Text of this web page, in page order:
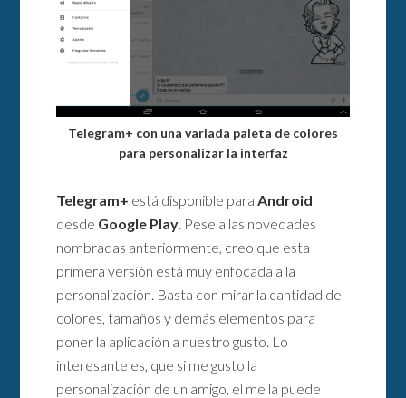
Telegram+ con una variada paleta de colores
para personalizar la interfaz
Telegram+ está disponible para Android
desde Google Play . Pese a las novedades
nombradas anteriormente, creo que esta
primera versión está muy enfocada a la
personalización. Basta con mirar la cantidad de
colores, tamaños y demás elementos para
poner la aplicación a nuestro gusto. Lo
interesante es, que si me gusto la
personalización de un amigo, el me la puede